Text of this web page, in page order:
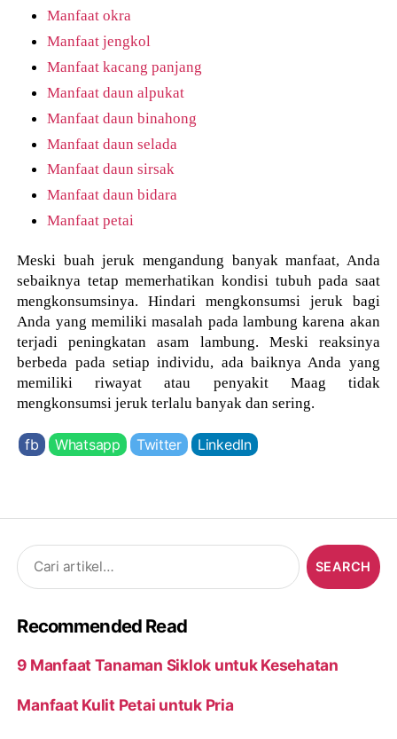
Manfaat okra
Manfaat jengkol
Manfaat kacang panjang
Manfaat daun alpukat
Manfaat daun binahong
Manfaat daun selada
Manfaat daun sirsak
Manfaat daun bidara
Manfaat petai
Meski buah jeruk mengandung banyak manfaat, Anda
sebaiknya tetap memerhatikan kondisi tubuh pada saat
mengkonsumsinya. Hindari mengkonsumsi jeruk bagi
Anda yang memiliki masalah pada lambung karena akan
terjadi peningkatan asam lambung. Meski reaksinya
berbeda pada setiap individu, ada baiknya Anda yang
memiliki riwayat atau penyakit Maag tidak
mengkonsumsi jeruk terlalu banyak dan sering.
fb Whatsapp Twitter LinkedIn
Search
for:
Recommended Read
9 Manfaat Tanaman Siklok untuk Kesehatan
Manfaat Kulit Petai untuk Pria